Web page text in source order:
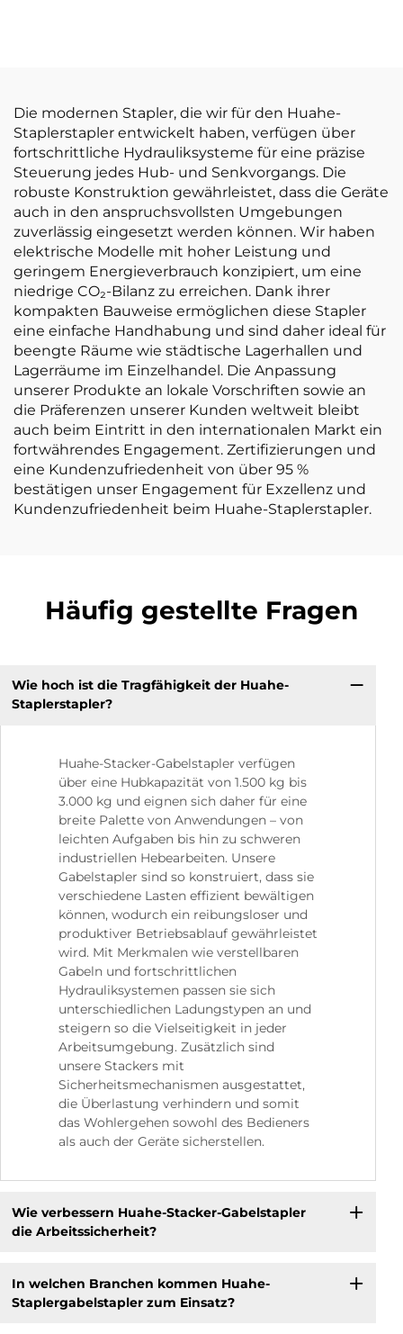
Die modernen Stapler, die wir für den Huahe-
Staplerstapler entwickelt haben, verfügen über
fortschrittliche Hydrauliksysteme für eine präzise
Steuerung jedes Hub- und Senkvorgangs. Die
robuste Konstruktion gewährleistet, dass die Geräte
auch in den anspruchsvollsten Umgebungen
zuverlässig eingesetzt werden können. Wir haben
elektrische Modelle mit hoher Leistung und
geringem Energieverbrauch konzipiert, um eine
niedrige CO₂-Bilanz zu erreichen. Dank ihrer
kompakten Bauweise ermöglichen diese Stapler
eine einfache Handhabung und sind daher ideal für
beengte Räume wie städtische Lagerhallen und
Lagerräume im Einzelhandel. Die Anpassung
unserer Produkte an lokale Vorschriften sowie an
die Präferenzen unserer Kunden weltweit bleibt
auch beim Eintritt in den internationalen Markt ein
fortwährendes Engagement. Zertifizierungen und
eine Kundenzufriedenheit von über 95 %
bestätigen unser Engagement für Exzellenz und
Kundenzufriedenheit beim Huahe-Staplerstapler.
Häufig gestellte Fragen
Wie hoch ist die Tragfähigkeit der Huahe-
Staplerstapler?
Huahe-Stacker-Gabelstapler verfügen
über eine Hubkapazität von 1.500 kg bis
3.000 kg und eignen sich daher für eine
breite Palette von Anwendungen – von
leichten Aufgaben bis hin zu schweren
industriellen Hebearbeiten. Unsere
Gabelstapler sind so konstruiert, dass sie
verschiedene Lasten effizient bewältigen
können, wodurch ein reibungsloser und
produktiver Betriebsablauf gewährleistet
wird. Mit Merkmalen wie verstellbaren
Gabeln und fortschrittlichen
Hydrauliksystemen passen sie sich
unterschiedlichen Ladungstypen an und
steigern so die Vielseitigkeit in jeder
Arbeitsumgebung. Zusätzlich sind
unsere Stackers mit
Sicherheitsmechanismen ausgestattet,
die Überlastung verhindern und somit
das Wohlergehen sowohl des Bedieners
als auch der Geräte sicherstellen.
Wie verbessern Huahe-Stacker-Gabelstapler
die Arbeitssicherheit?
In welchen Branchen kommen Huahe-
Staplergabelstapler zum Einsatz?